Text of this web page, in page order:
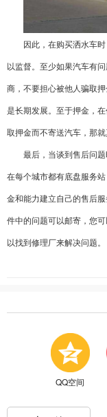
因此，在购买洒水车
以监督。至少如果汽车有
商，不要担心被他人骗取
是长期发展。至于押金，
取押金而不寄送汽车，那
最后，当谈到售后问
在每个城市都有底盘服务
金和能力建立自己的售后
件中的问题可以邮寄，您
以找到修理厂来解决问题。
QQ空间